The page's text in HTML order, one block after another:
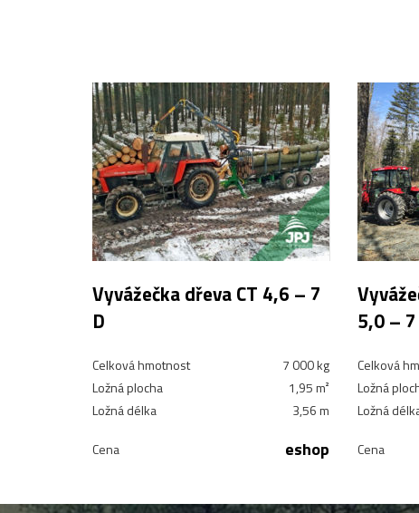
Vyvážečka dřeva CT 4,6 – 7
D
Celková hmotnost
7 000 kg
Ložná plocha
1,95 m²
Ložná délka
3,56 m
Cena eshop
5,0 – 7
Celková
Ložná
Ložná
Cena